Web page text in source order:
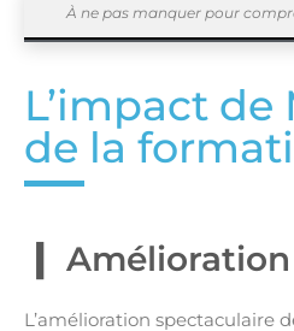
À ne pas manquer pour
L’impact
de la
L’amélioration spectaculaire